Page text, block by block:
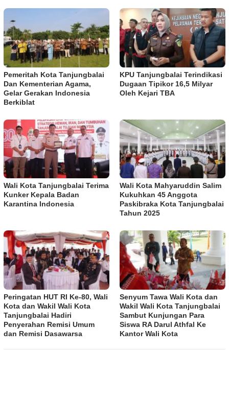
Pemeritah Kota Tanjungbalai
Dan Kementerian Agama,
Gelar Gerakan Indonesia
Berkiblat
KPU Tanjungbalai Terindikasi
Dugaan Tipikor 16,5 Milyar
Oleh Kejari TBA
Wali Kota Tanjungbalai Terima
Kunker Kepala Badan
Karantina Indonesia
Wali Kota Mahyaruddin Salim
Kukuhkan 45 Anggota
Paskibraka Kota Tanjungbalai
Tahun 2025
Peringatan HUT RI Ke-80, Wali
Kota dan Wakil Wali Kota
Tanjungbalai Hadiri
Penyerahan Remisi Umum
dan Remisi Dasawarsa
Senyum Tawa Wali Kota dan
Wakil Wali Kota Tanjungbalai
Sambut Kunjungan Para
Siswa RA Darul Athfal Ke
Kantor Wali Kota